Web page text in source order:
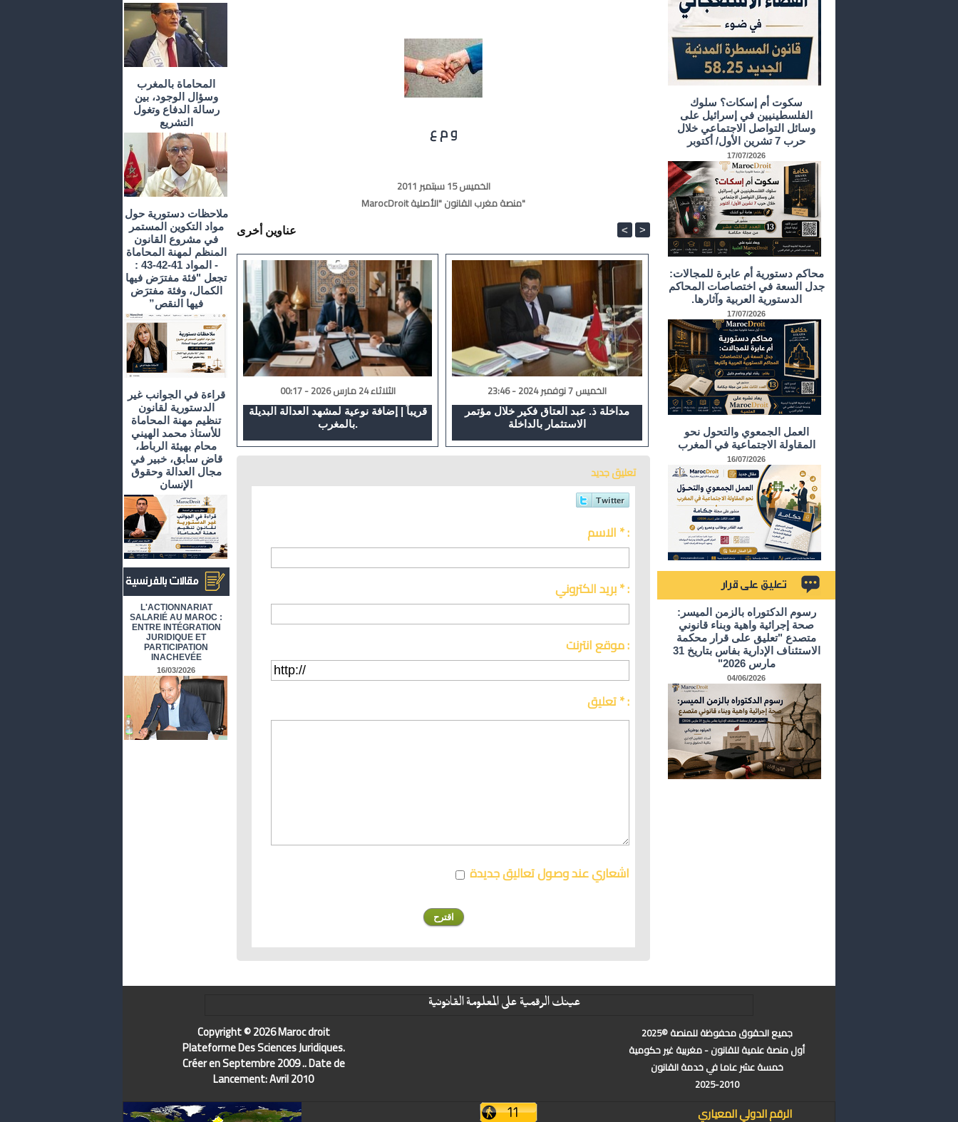
المحاماة بالمغرب
وسؤال الوجود، بين
رسالة الدفاع وتغول
التشريع
ملاحظات دستورية حول
مواد التكوين المستمر
في مشروع القانون
المنظم لمهنة المحاماة
- المواد 41-42-43 :
تجعل "فئة مفترَض فيها
الكمال، وفئة مفترَض
فيها النقص”
قراءة في الجوانب غير
الدستورية لقانون
تنظيم مهنة المحاماة
للأستاذ محمد الهيني
محام بهيئة الرباط،
قاض سابق، خبير في
مجال العدالة وحقوق
الإنسان
L'ACTIONNARIAT
SALARIÉ AU MAROC :
ENTRE INTÉGRATION
JURIDIQUE ET
PARTICIPATION
INACHEVÉE
16/03/2026
و م ع
الخميس 15 سبتمبر 2011
MarocDroit منصة مغرب القانون "الأصلية"
عناوين أخرى < >
الثلاثاء 24 مارس 2026 - 00:17
قريباً | إضافة نوعية لمشهد العدالة البديلة
بالمغرب.
الخميس 7 نوفمبر 2024 - 23:46
مداخلة ذ. عبد العتاق فكير خلال مؤتمر
الاستثمار بالداخلة
تعليق جديد
الاسم * :
بريد الكتروني * :
موقع انترنت :
تعليق * :
اشعاري عند وصول تعاليق جديدة
سكوت أم إسكات؟ سلوك
الفلسطينيين في إسرائيل على
وسائل التواصل الاجتماعي خلال
حرب 7 تشرين الأول/ أكتوبر
17/07/2026
محاكم دستورية أم عابرة للمجالات:
جدل السعة في اختصاصات المحاكم
الدستورية العربية وآثارها.
17/07/2026
العمل الجمعوي والتحول نحو
المقاولة الاجتماعية في المغرب
16/07/2026
رسوم الدكتوراه بالزمن الميسر:
صحة إجرائية واهية وبناء قانوني
متصدع "تعليق على قرار محكمة
الاستئناف الإدارية بفاس بتاريخ 31
مارس 2026"
04/06/2026
عينك الرقمية على المعلومة القانونية
Copyright © 2026 Maroc droit
Plateforme Des Sciences Juridiques.
Créer en Septembre 2009 .. Date de
Lancement: Avril 2010
جميع الحقوق محفوظة للمنصة ©2025
أول منصة علمية للقانون - مغربية غير حكومية
خمسة عشر عاما في خدمة القانون
2025-2010
الرقم الدولي المعياري